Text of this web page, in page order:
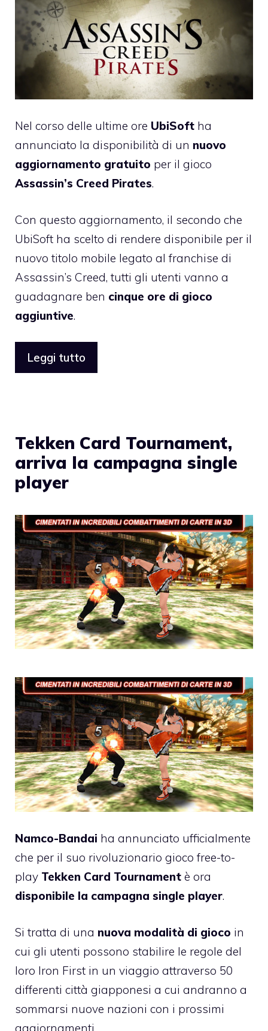
Nel corso delle ultime ore UbiSoft ha
annunciato la disponibilità di un nuovo
aggiornamento gratuito per il gioco
Assassin’s Creed Pirates.
Con questo aggiornamento, il secondo che
UbiSoft ha scelto di rendere disponibile per il
nuovo titolo mobile legato al franchise di
Assassin’s Creed, tutti gli utenti vanno a
guadagnare ben cinque ore di gioco
aggiuntive.
Leggi tutto
Tekken Card Tournament,
arriva la campagna single
player
Namco-Bandai ha annunciato ufficialmente
che per il suo rivoluzionario gioco free-to-
play Tekken Card Tournament è ora
disponibile la campagna single player.
Si tratta di una nuova modalità di gioco in
cui gli utenti possono stabilire le regole del
loro Iron First in un viaggio attraverso 50
differenti città giapponesi a cui andranno a
sommarsi nuove nazioni con i prossimi
aggiornamenti.